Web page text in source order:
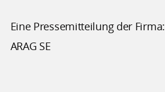
Eine Pressemitteilung der Firma:
ARAG SE